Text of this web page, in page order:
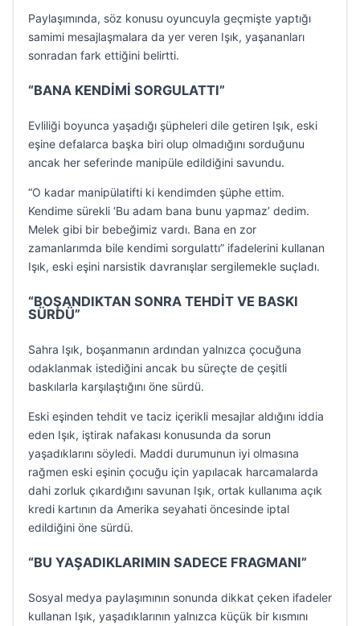
Paylaşımında, söz konusu oyuncuyla geçmişte yaptığı
samimi mesajlaşmalara da yer veren Işık, yaşananları
sonradan fark ettiğini belirtti.
“BANA KENDİMİ SORGULATTI”
Evliliği boyunca yaşadığı şüpheleri dile getiren Işık, eski
eşine defalarca başka biri olup olmadığını sorduğunu
ancak her seferinde manipüle edildiğini savundu.
“O kadar manipülatifti ki kendimden şüphe ettim.
Kendime sürekli ‘Bu adam bana bunu yapmaz’ dedim.
Melek gibi bir bebeğimiz vardı. Bana en zor
zamanlarımda bile kendimi sorgulattı” ifadelerini kullanan
Işık, eski eşini narsistik davranışlar sergilemekle suçladı.
“BOŞANDIKTAN SONRA TEHDİT VE BASKI
SÜRDÜ”
Sahra Işık, boşanmanın ardından yalnızca çocuğuna
odaklanmak istediğini ancak bu süreçte de çeşitli
baskılarla karşılaştığını öne sürdü.
Eski eşinden tehdit ve taciz içerikli mesajlar aldığını iddia
eden Işık, iştirak nafakası konusunda da sorun
yaşadıklarını söyledi. Maddi durumunun iyi olmasına
rağmen eski eşinin çocuğu için yapılacak harcamalarda
dahi zorluk çıkardığını savunan Işık, ortak kullanıma açık
kredi kartının da Amerika seyahati öncesinde iptal
edildiğini öne sürdü.
“BU YAŞADIKLARIMIN SADECE FRAGMANI”
Sosyal medya paylaşımının sonunda dikkat çeken ifadeler
kullanan Işık, yaşadıklarının yalnızca küçük bir kısmını